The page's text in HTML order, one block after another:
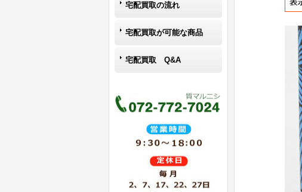
宅配買取の流れ
宅配買取が可能な商品
宅配買取 Q&A